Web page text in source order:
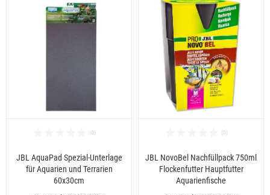
JBL AquaPad Spezial-Unterlage
für Aquarien und Terrarien
60x30cm
JBL NovoBel Nachfüllpack 750ml
Flockenfutter Hauptfutter
Aquarienfische